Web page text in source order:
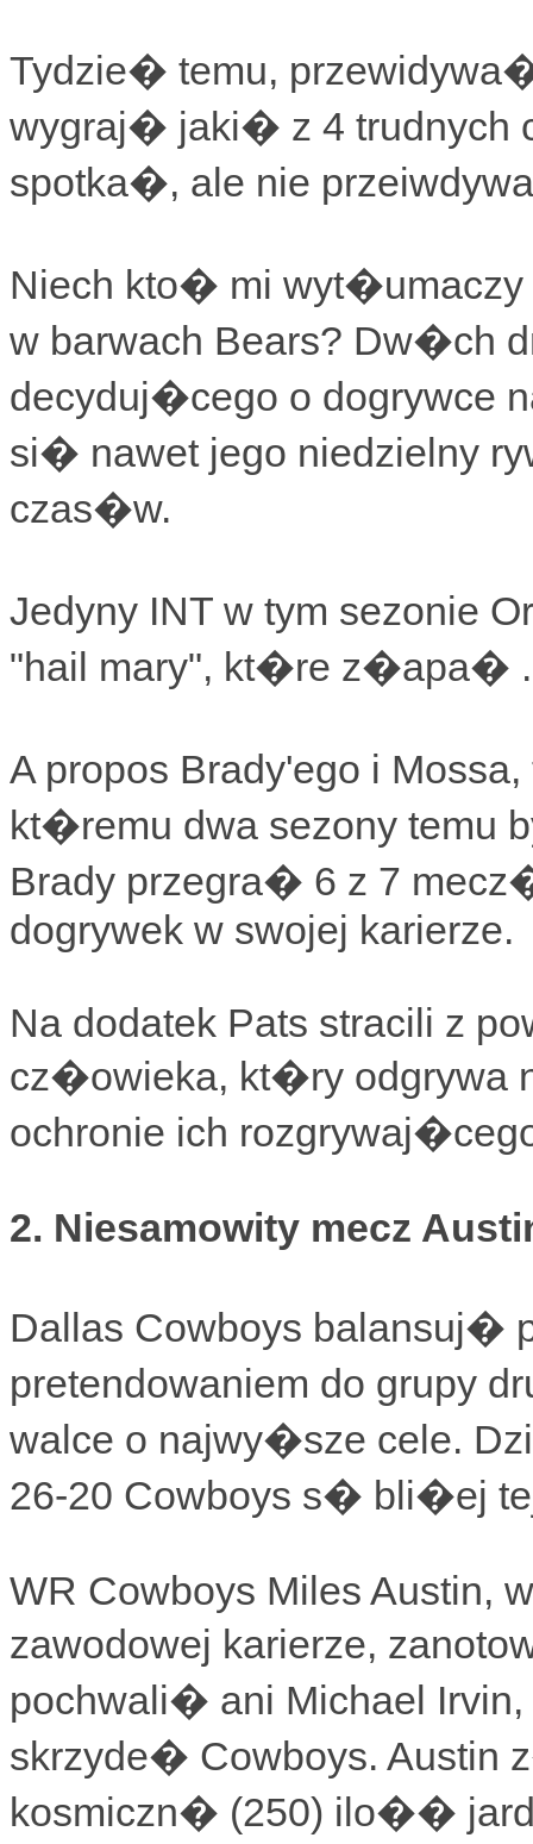
Tydzie� temu,
wygraj� jaki� z 4 trudnych
spotka�, ale nie
Niech kto� mi wyt�umaczy
w barwach Bears? Dw�ch
decyduj�cego o dogrywce
si� nawet jego niedzielny
czas�w.
Jedyny INT w tym sezonie
"hail mary", kt�re z�apa�
A propos Brady'ego i
kt�remu dwa sezony temu
Brady przegra� 6 z 7
dogrywek w swojej karierze.
Na dodatek Pats stracili z
cz�owieka, kt�ry
ochronie ich
2. Niesamowity mecz
Dallas Cowboys
pretendowaniem do
walce o najwy�sze cele.
26-20 Cowboys s� bli�ej
WR Cowboys Miles Austin,
zawodowej karierze,
pochwali� ani Michael Irvin,
skrzyde� Cowboys. Austin
kosmiczn� (250) ilo��